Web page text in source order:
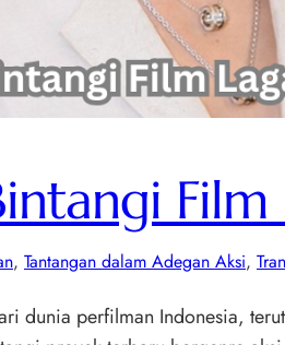
Film
, Tantangan dalam Adegan Aksi,
dunia perfilman Indonesia,